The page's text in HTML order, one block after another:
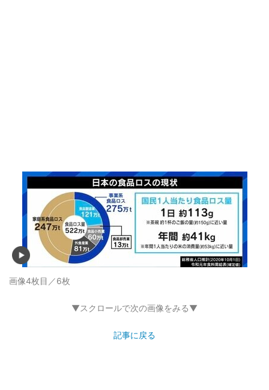
画像4枚目／6枚
▼スクロールで次の画像をみる▼
記事に戻る